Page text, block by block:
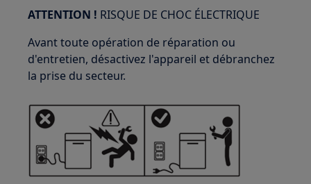
ATTENTION ! RISQUE DE CHOC ÉLECTRIQUE
Avant toute opération de réparation ou
d'entretien, désactivez l'appareil et débranchez
la prise du secteur.